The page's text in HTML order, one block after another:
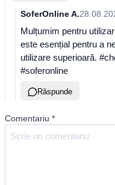
SoferOnline A.
Mulțumim pentru
este esențial pentru a
utilizare superioară.
#soferonline
Răspunde
Comentariu *